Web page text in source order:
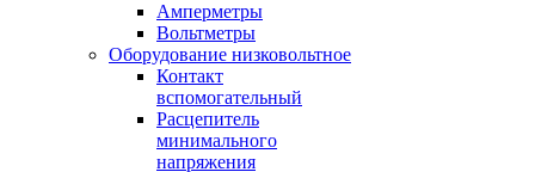
Амперметры
Вольтметры
Оборудование низковольтное
Контакт
вспомогательный
Расцепитель
минимального
напряжения